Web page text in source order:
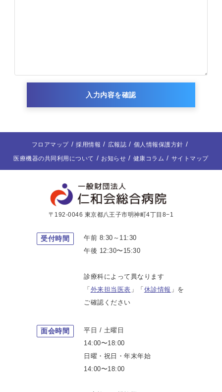
入力内容を確認
フロアマップ 採用情報 広報誌
個人情報保護方針
医療機器の共同利用について
お知らせ 健康コラム サイトマップ
〒192-0046 東京都八王子市明神町4丁目8−1
受付時間
午前 8:30～11:30
午後 12:30〜15:30
診療科によって異なります
「 外来担当医表 」「 休診情報 」を
ご確認ください
面会時間
平日 / 土曜日
14:00〜18:00
日曜・祝日・年末年始
14:00〜18:00